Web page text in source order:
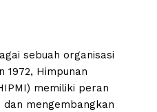
sebuah organisasi
1972, Himpunan
memiliki peran
mengembangkan